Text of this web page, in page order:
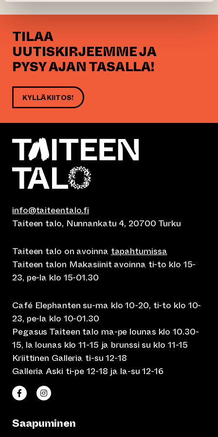
TILAA
UUTISKIRJEEMME JA
PYSY AJAN TASALLA!
KYLLÄ KIITOS!
info@taiteentalo.fi
Taiteen talo, Nunnankatu 4, 20700 Turku
Taiteen talo on avoinnatapahtumissa
Taiteen talon Makasiinit avoinna ti-to klo 15-
23, pe-la klo 15-01.30
Café Elephanten su-ma klo 10-20, ti-to klo 10-
23, pe-la klo 10-01.30
Pegasus Taiteen talo ma-pe lounas klo 10.30-
15, la lounas klo 11-15 ja brunssi su klo 11-15
Kriittinen Galleria ti-su 12-18
Galleria Aski ti-pe 12-18 ja la-su 12-16
Taiteen talo Facebookissa
(siirtyy toiseen verkkopalveluun)
Taiteen talo Instagramissa
(siirtyy toiseen verkkopalveluun)
Saapuminen